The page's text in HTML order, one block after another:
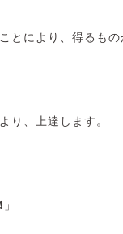
とにより、得るもの
り、上達します。